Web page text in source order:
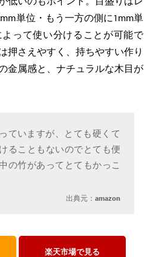
単位・もう一方の側に1mm単
って使い分けることが可能で
押さえやすく、持ちやすい作り
金属感と、ナチュラルな木目が
ていますが、とても硬くて
ることもないのでとても便
の竹があってとてもかっこ
出典元：amazon
楽天市場で見る